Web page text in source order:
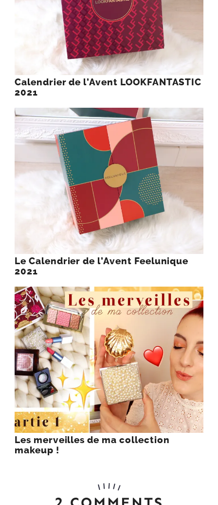
Calendrier de l’Avent LOOKFANTASTIC
2021
Le Calendrier de l’Avent Feelunique
2021
Les merveilles de ma collection
makeup !